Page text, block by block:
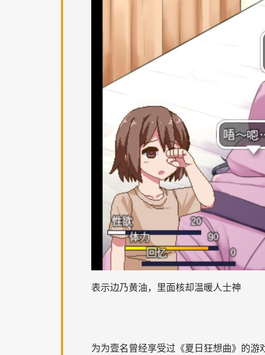
表示边乃黄油，里面核却温暖人士神
为为壹名曾经享受过《夏日狂想曲》的